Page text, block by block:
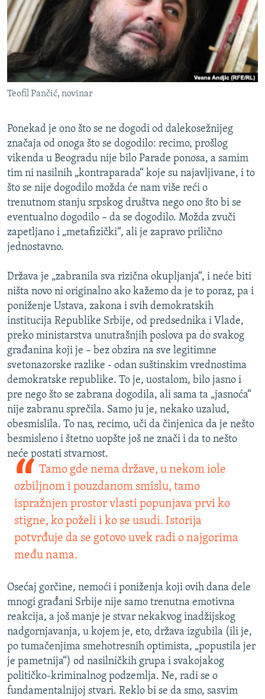
ISPRIČAJ MI
DNEVNO@RSE
SPECIJALI RSE
VIŠE OD NASLOVA
GENOCID U SREBRENICI
TV LIBERTY
POST SCRIPTUM
MOJA EVROPA
TRI DECENIJE OD RATA U BIH
SVE KARTE DEJTONA
NASTANAK I RASPAD JUGOSLAVIJE
PRATITE NAS
Sve RFE/RL stranice
Teofil Pančić, novinar
Ponekad je ono što se ne dogodi od dalekosežnijeg
značaja od onoga što se dogodilo: recimo, prošlog
vikenda u Beogradu nije bilo Parade ponosa, a samim
tim ni nasilnih „kontraparada“ koje su najavljivane, i to
što se nije dogodilo možda će nam više reći o
trenutnom stanju srpskog društva nego ono što bi se
eventualno dogodilo – da se dogodilo. Možda zvuči
zapetljano i „metafizički“, ali je zapravo prilično
jednostavno.
Država je „zabranila sva rizična okupljanja“, i neće biti
ništa novo ni originalno ako kažemo da je to poraz, pa i
poniženje Ustava, zakona i svih demokratskih
institucija Republike Srbije, od predsednika i Vlade,
preko ministarstva unutrašnjih poslova pa do svakog
građanina koji je – bez obzira na sve legitimne
svetonazorske razlike - odan suštinskim vrednostima
demokratske republike. To je, uostalom, bilo jasno i
pre nego što se zabrana dogodila, ali sama ta „jasnoća“
nije zabranu sprečila. Samo ju je, nekako uzalud,
obesmislila. To nas, recimo, uči da činjenica da je nešto
besmisleno i štetno uopšte još ne znači i da to nešto
neće postati stvarnost.
Tamo gde nema države, u nekom iole
ozbiljnom i pouzdanom smislu, tamo
ispražnjen prostor vlasti popunjava prvi ko
stigne, ko poželi i ko se usudi. Istorija
potvrđuje da se gotovo uvek radi o najgorima
među nama.
Osećaj gorčine, nemoći i poniženja koji ovih dana dele
mnogi građani Srbije nije samo trenutna emotivna
reakcija, a još manje je stvar nekakvog inadžijskog
nadgornjavanja, u kojem je, eto, država izgubila (ili je,
po tumačenjima smehotresnih optimista, „popustila jer
je pametnija“) od nasilničkih grupa i svakojakog
političko-kriminalnog podzemlja. Ne, radi se o
fundamentalnijoj stvari. Reklo bi se da smo, sasvim